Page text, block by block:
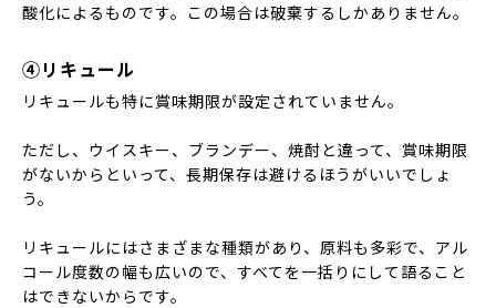
酸化によるものです。この場合は破棄するしかありません。
④リキュール
リキュールも特に賞味期限が設定されていません。
ただし、ウイスキー、ブランデー、焼酎と違って、賞味期限
がないからといって、長期保存は避けるほうがいいでしょ
う。
リキュールにはさまざまな種類があり、原料も多彩で、アル
コール度数の幅も広いので、すべてを一括りにして語ること
はできないからです。